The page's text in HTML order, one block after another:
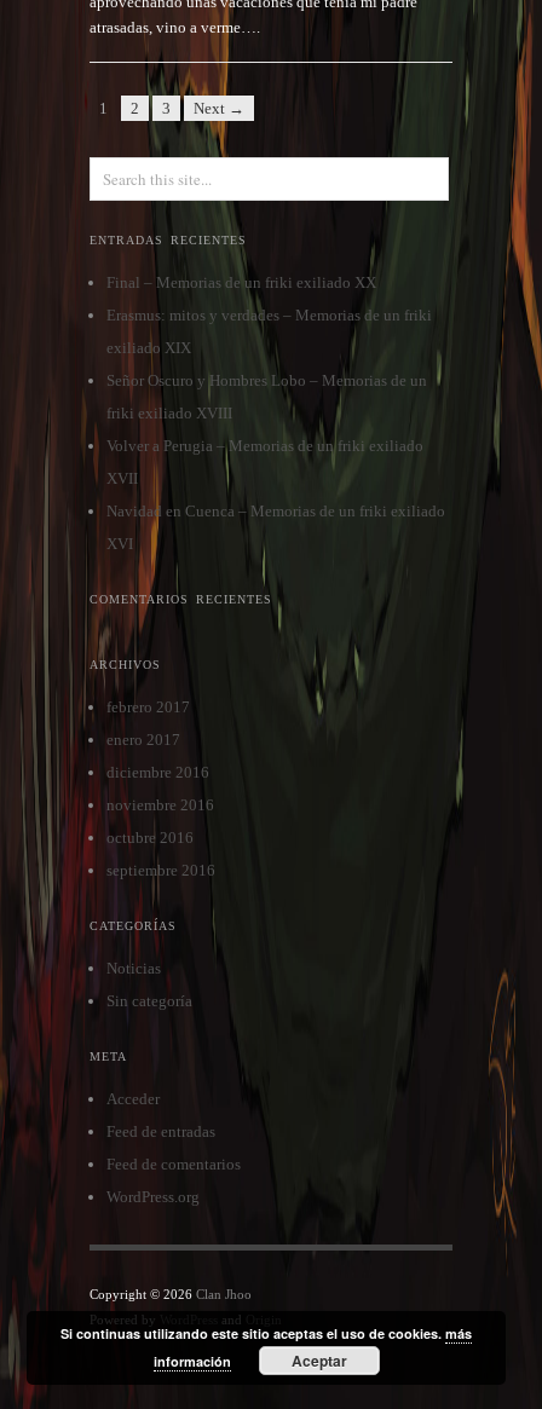
atrasadas, vino a verme….
1 2 3 Next →
ENTRADAS RECIENTES
Final – Memorias de un friki exiliado XX
Erasmus: mitos y verdades – Memorias de un friki
exiliado XIX
Señor Oscuro y Hombres Lobo – Memorias de un
friki exiliado XVIII
Volver a Perugia – Memorias de un friki exiliado
XVII
Navidad en Cuenca – Memorias de un friki exiliado
XVI
COMENTARIOS RECIENTES
ARCHIVOS
febrero 2017
enero 2017
diciembre 2016
noviembre 2016
octubre 2016
septiembre 2016
CATEGORÍAS
Noticias
Sin categoría
META
Acceder
Feed de entradas
Feed de comentarios
WordPress.org
Copyright © 2026 Clan Jhoo
Powered by
and
Si continuas utilizando este sitio aceptas el uso de cookies.más
información
Aceptar